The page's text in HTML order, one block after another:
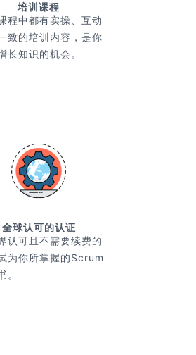
培训课程
程中都有实操、互动
致的培训内容，是你
长知识的机会。
全球认可的认证
认可且不需要续费的
为你所掌握的Scrum
。